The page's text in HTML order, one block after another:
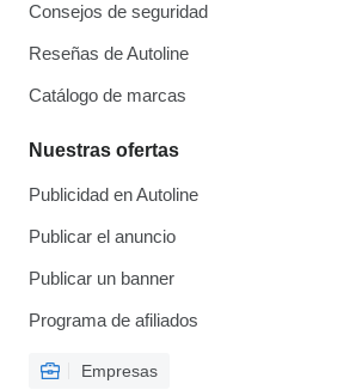
Consejos de seguridad
Reseñas de Autoline
Catálogo de marcas
Nuestras ofertas
Publicidad en Autoline
Publicar el anuncio
Publicar un banner
Programa de afiliados
Empresas